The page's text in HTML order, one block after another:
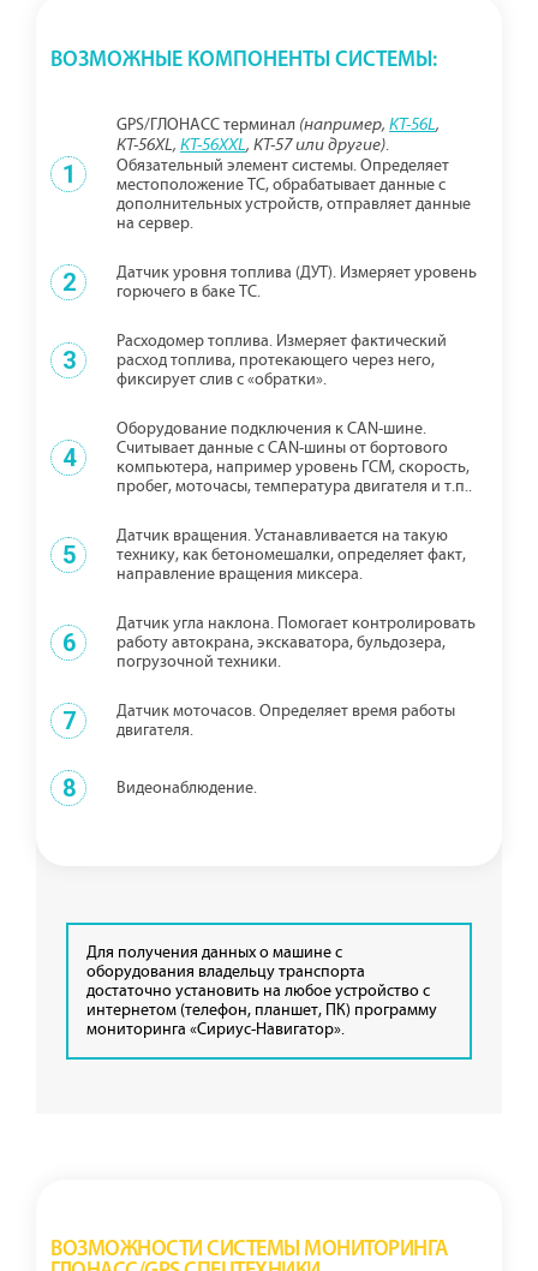
ВОЗМОЖНЫЕ КОМПОНЕНТЫ СИСТЕМЫ:
1
GPS/ГЛОНАСС терминал (например, КТ-56L,
КТ-56XL, КТ-56XXL, КТ-57 или другие).
Обязательный элемент системы. Определяет
местоположение ТС, обрабатывает данные с
дополнительных устройств, отправляет данные
на сервер.
2
Датчик уровня топлива (ДУТ). Измеряет уровень
горючего в баке ТС.
3
Расходомер топлива. Измеряет фактический
расход топлива, протекающего через него,
фиксирует слив с «обратки».
4
Оборудование подключения к CAN-шине.
Считывает данные с CAN-шины от бортового
компьютера, например уровень ГСМ, скорость,
пробег, моточасы, температура двигателя и т.п..
5
Датчик вращения. Устанавливается на такую
технику, как бетономешалки, определяет факт,
направление вращения миксера.
6
Датчик угла наклона. Помогает контролировать
работу автокрана, экскаватора, бульдозера,
погрузочной техники.
7
Датчик моточасов. Определяет время работы
двигателя.
8 Видеонаблюдение.
Для получения данных о машине с
оборудования владельцу транспорта
достаточно установить на любое устройство с
интернетом (телефон, планшет, ПК) программу
мониторинга «Сириус-Навигатор».
ВОЗМОЖНОСТИ СИСТЕМЫ МОНИТОРИНГА